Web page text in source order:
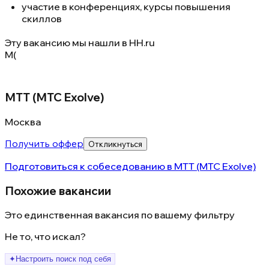
участие в конференциях, курсы повышения
скиллов
Эту вакансию мы нашли в HH.ru
М(
МТТ (MTC Exolve)
Москва
Получить оффер
Откликнуться
Подготовиться к собеседованию в МТТ (MTC Exolve)
Похожие вакансии
Это единственная вакансия по вашему фильтру
Не то, что искал?
✦ Настроить поиск под себя